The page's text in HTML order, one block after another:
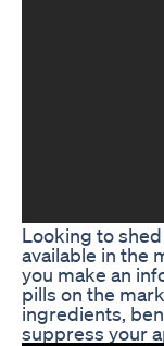
Looking to
available in the
you make an
pills on the
ingredients,
suppress your